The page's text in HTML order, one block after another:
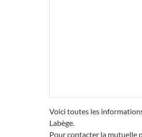
Voici toutes les
Labège.
Pour contacter la mutuelle